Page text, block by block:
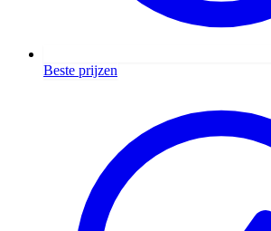
Beste prijzen